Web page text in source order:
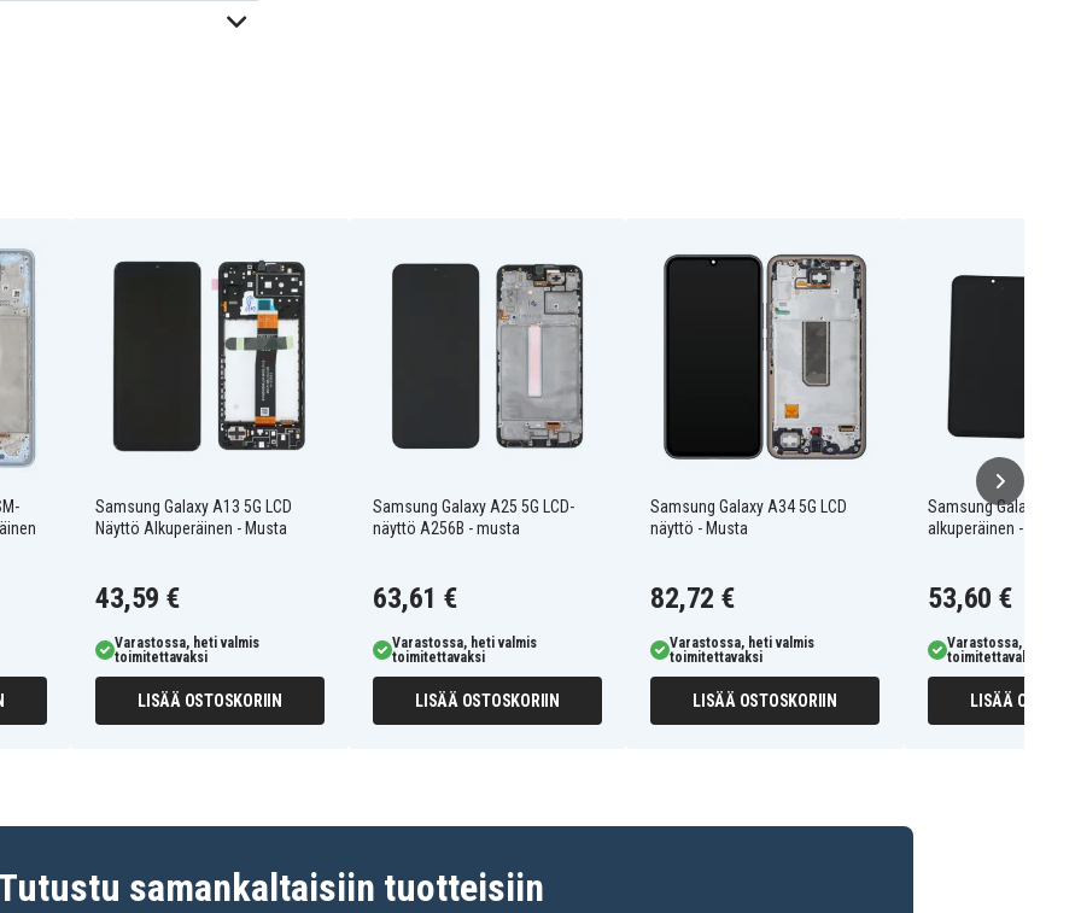
se yhdistää
toimii parhaimmillaan
A536B)
Samsung Galaxy A13 5G LCD
Näyttö Alkuperäinen - Musta
43,59 €
Varastossa, heti valmis
toimitettavaksi
LISÄÄ OSTOSKORIIN
Samsung Galaxy A25 5G LCD-
näyttö A256B - musta
63,61 €
Varastossa, heti valmis
toimitettavaksi
LISÄÄ OSTOSKORIIN
Samsung Galaxy A34 5G LCD
näyttö - Musta
82,72 €
Varastossa, heti valmis
toimitettavaksi
LISÄÄ OSTOSKORIIN
Samsung Galaxy A24
alkuperäinen - musta
53,60 €
Varastossa, heti
toimitettavaksi
LISÄÄ
samankaltaisiin tuotteisiin